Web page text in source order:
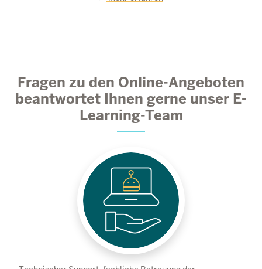
Fragen zu den Online-Angeboten
beantwortet Ihnen gerne unser E-
Learning-Team